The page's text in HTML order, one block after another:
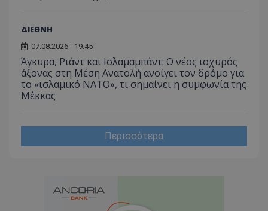
ΔΙΕΘΝΗ
07.08.2026 - 19:45
Άγκυρα, Ριάντ και Ισλαμαμπάντ: Ο νέος ισχυρός
άξονας στη Μέση Ανατολή ανοίγει τον δρόμο για
το «ισλαμικό ΝΑΤΟ», τι σημαίνει η συμφωνία της
Μέκκας
Περισσότερα